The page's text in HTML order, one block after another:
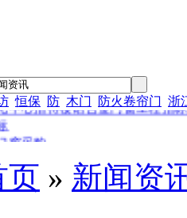
恒保 防 木门 防火卷帘门 浙
施工招标公告
中心招待楼铝合金门窗工程招
窗采购
窗采购
页 » 新闻资